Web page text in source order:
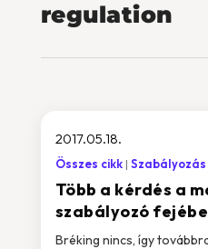
regulation
Több a kérdés a
szabályozó
2017.05.18.
Összes cikk Szabályozás
Bréking nincs, így